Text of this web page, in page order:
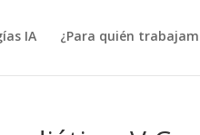
IA ¿Para quién